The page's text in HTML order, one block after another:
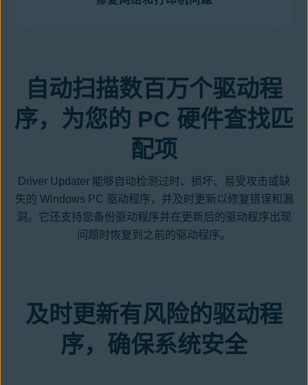
自动扫描数百万个驱动程
序，为您的 PC 硬件查找匹
配项
Driver Updater 能够自动检测过时、损坏、易受攻击或缺
失的 Windows PC 驱动程序，并及时更新以修复错误和漏
洞。它还支持您备份驱动程序并在更新后的驱动程序出现
问题时恢复到之前的驱动程序。
及时更新有风险的驱动程
序，确保系统安全